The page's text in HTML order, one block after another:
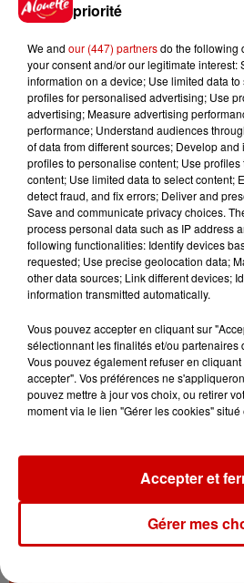
à Coulon !
Le Duel -
pour l'un des
régions !
Destination
votre séjour
de la...
Destination
vous !
priorité
We and our (447) partnersdo the following
your consent and/or our legitimate interest:
information on a device; Use limited data
profiles for personalised advertising; Use
advertising; Measure advertising
performance; Understand audiences
of data from different sources; Develop
profiles to personalise content; Use
content; Use limited data to select content;
detect fraud, and fix errors; Deliver and
Save and communicate privacy choices.
process personal data such as IP address
following functionalities: Identify devices
requested; Use precise geolocation data;
other data sources; Link different devices;
information transmitted automatically.
Vous pouvez accepter en cliquant sur
sélectionnant les finalités et/ou partenaires
Vous pouvez également refuser en
accepter". Vos préférences ne
pouvez mettre à jour vos choix, ou retirer
moment via le lien "Gérer les cookies"
Gérer mes
Accepter et